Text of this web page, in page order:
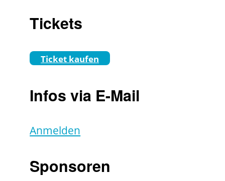
Tickets
Ticket kaufen
Infos via E-Mail
Anmelden
Sponsoren